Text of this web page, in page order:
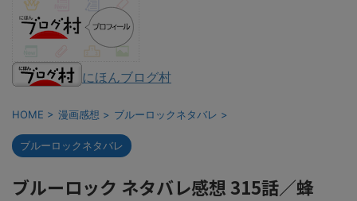
にほんブログ村
HOME > 漫画感想 > ブルーロックネタバレ >
ブルーロックネタバレ
ブルーロック ネタバレ感想 315話／蜂